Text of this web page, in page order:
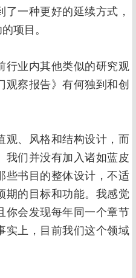
一种更好的延续方式，
项目。
行业内其他类似的研究观
察报告》有何独到和创
观、风格和结构设计，而
我们并没有加入诸如蓝皮
些书目的整体设计，不适
期的目标和功能。我感觉
你会发现每年同一个章节
实上，目前我们这个领域